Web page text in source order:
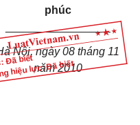
Đã biết
hiệu lực: Đã biết
phúc
_________________
Nội, ngày 08 tháng 11
năm 2010